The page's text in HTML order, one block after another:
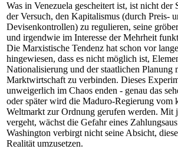
Was in Venezuela gescheitert ist, ist nicht der
der Versuch, den Kapitalismus (durch Preis-
Devisenkontrollen) zu regulieren, seine
und irgendwie im Interesse der Mehrheit
Die Marxistische Tendenz hat schon vor
hingewiesen, dass es nicht möglich ist,
Nationalisierung und der staatlichen Planung
Marktwirtschaft zu verbinden. Dieses
unweigerlich im Chaos enden - genau das
oder später wird die Maduro-Regierung vom
Weltmarkt zur Ordnung gerufen werden. Mit
vergeht, wächst die Gefahr eines
Washington verbirgt nicht seine Absicht,
Realität umzusetzen.